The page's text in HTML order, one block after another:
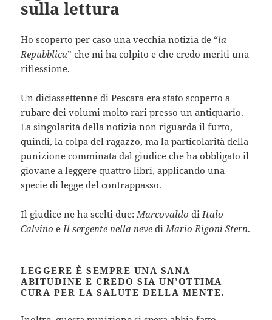
sulla lettura
Ho scoperto per caso una vecchia notizia de “la
Repubblica” che mi ha colpito e che credo meriti una
riflessione.
Un diciassettenne di Pescara era stato scoperto a
rubare dei volumi molto rari presso un antiquario.
La singolarità della notizia non riguarda il furto,
quindi, la colpa del ragazzo, ma la particolarità della
punizione comminata dal giudice che ha obbligato il
giovane a leggere quattro libri, applicando una
specie di legge del contrappasso.
Il giudice ne ha scelti due: Marcovaldo di Italo
Calvino e Il sergente nella neve di Mario Rigoni Stern.
LEGGERE È SEMPRE UNA SANA
ABITUDINE E CREDO SIA UN’OTTIMA
CURA PER LA SALUTE DELLA MENTE.